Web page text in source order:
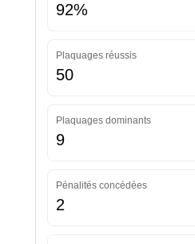
92%
Plaquages réussis
50
Plaquages dominants
9
Pénalités concédées
2